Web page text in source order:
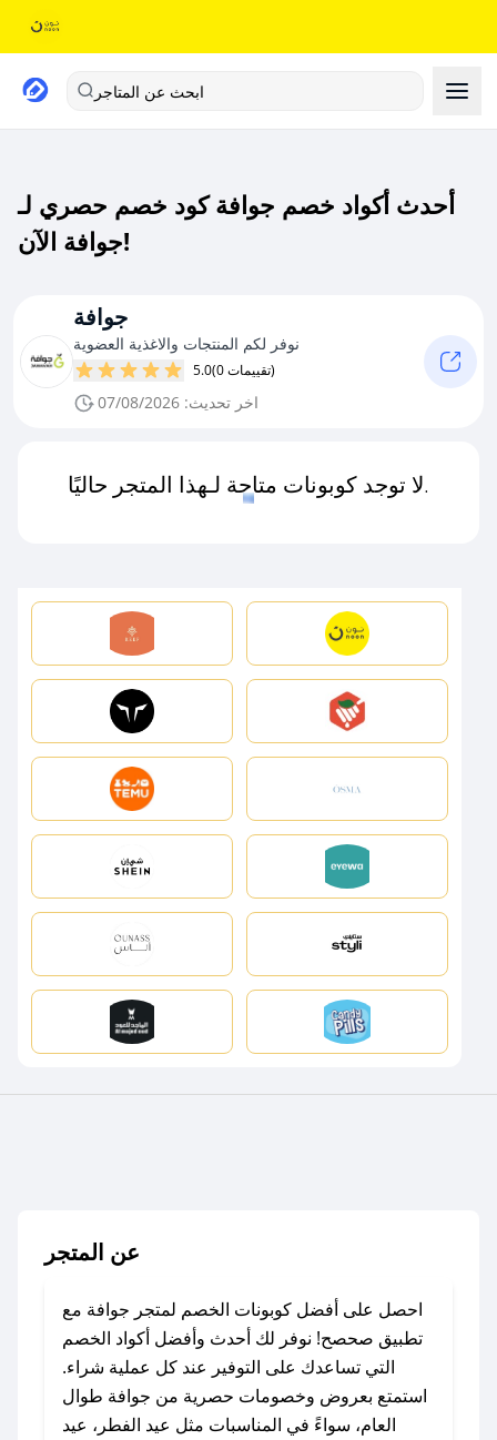
ابحث عن المتاجر
أحدث أكواد خصم جوافة كود خصم حصري لـ
جوافة الآن!
جوافة
نوفر لكم المنتجات والاغذية العضوية
5.0 (0 تقييمات)
اخر تحديث: 07/08/2026
لا توجد كوبونات متاحة لـهذا المتجر حاليًا.
عن المتجر
احصل على أفضل كوبونات الخصم لمتجر جوافة مع
تطبيق صحصح! نوفر لك أحدث وأفضل أكواد الخصم
التي تساعدك على التوفير عند كل عملية شراء.
استمتع بعروض وخصومات حصرية من جوافة طوال
العام، سواءً في المناسبات مثل عيد الفطر، عيد